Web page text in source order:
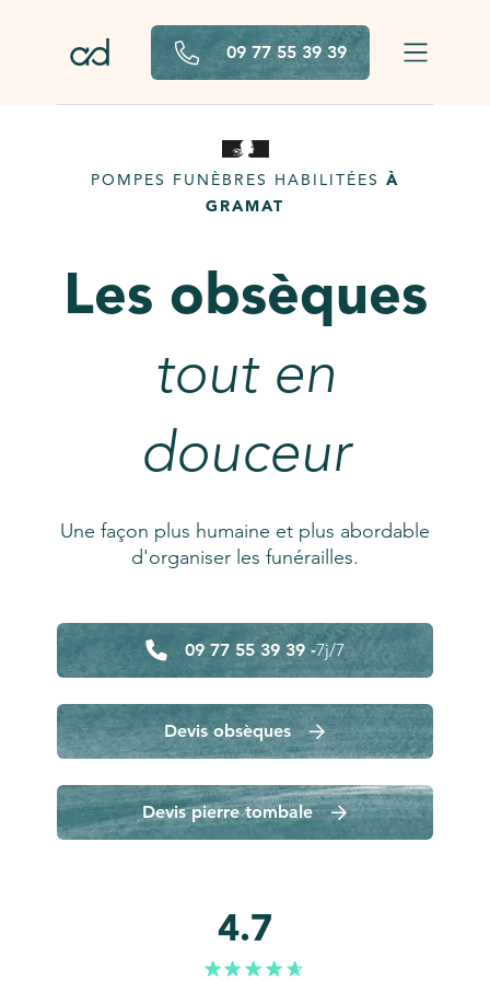
09 77 55 39 39
POMPES FUNÈBRES HABILITÉES À
GRAMAT
Les obsèques
tout en
douceur
Une façon plus humaine et plus abordable
d'organiser les funérailles.
09 77 55 39 39 -7j/7
Devis obsèques
Devis pierre tombale
4.7